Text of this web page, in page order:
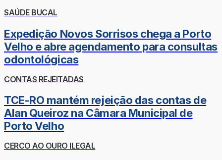
SAÚDE BUCAL
Expedição Novos Sorrisos chega a Porto
Velho e abre agendamento para consultas
odontológicas
CONTAS REJEITADAS
TCE-RO mantém rejeição das contas de
Alan Queiroz na Câmara Municipal de
Porto Velho
CERCO AO OURO ILEGAL